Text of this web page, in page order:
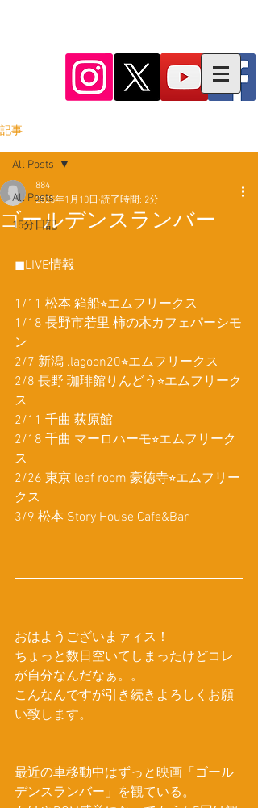
記事
All Posts
15分日記
All Posts
ゴールデンスランバー
884
2025年1月10日 読了時間: 2分
◼︎LIVE情報
1/11 松本 箱船⭐︎エムフリークス
1/18 長野市若里 柿の木カフェパーシモ
ン
2/7 新潟 .lagoon20⭐︎エムフリークス
2/8 長野 珈琲館りんどう⭐︎エムフリーク
ス
2/11 千曲 荻原館
2/18 千曲 マーロハーモ⭐︎エムフリーク
ス
2/26 東京 leaf room 豪徳寺⭐︎エムフリー
クス
3/9 松本 Story House Cafe&Bar
おはようございまァィス！
ちょっと数日空いてしまったけどコレ
が自分なんだなぁ。。
こんなんですが引き続きよろしくお願
い致します。
最近の車移動中はずっと映画「ゴール
デンスランバー」を観ている。